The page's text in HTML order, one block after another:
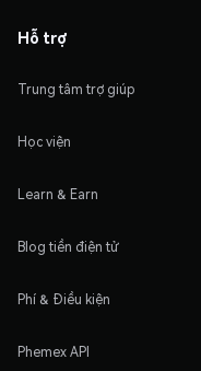
Hỗ trợ
Trung tâm trợ giúp
Học viện
Learn & Earn
Blog tiền điện tử
Phí & Điều kiện
Phemex API